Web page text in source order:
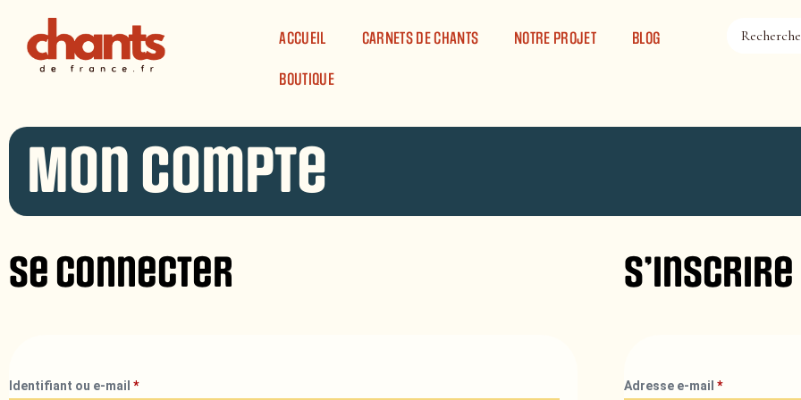
ACCUEIL
CARNETS DE CHANTS NOTRE PROJET BLOG
BOUTIQUE
Mon compte
Se connecter
Identifiant ou e-mail *
S’inscrire
Adresse e-mail*